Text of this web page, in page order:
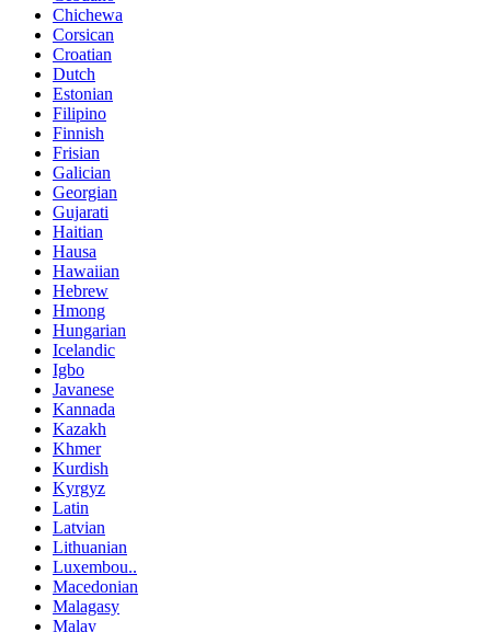
Chichewa
Corsican
Croatian
Dutch
Estonian
Filipino
Finnish
Frisian
Galician
Georgian
Gujarati
Haitian
Hausa
Hawaiian
Hebrew
Hmong
Hungarian
Icelandic
Igbo
Javanese
Kannada
Kazakh
Khmer
Kurdish
Kyrgyz
Latin
Latvian
Lithuanian
Luxembou..
Macedonian
Malagasy
Malay